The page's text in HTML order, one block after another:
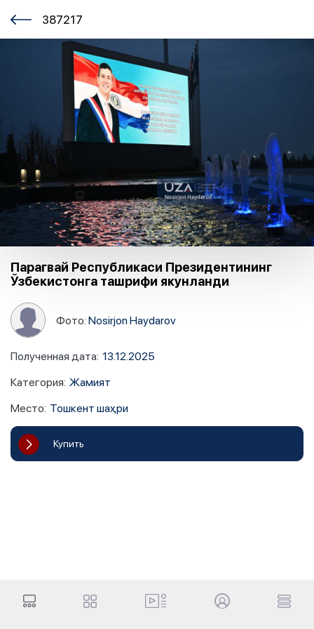
387217
Парагвай Республикаси Президентининг
Ўзбекистонга ташрифи якунланди
Фото:Nosirjon Haydarov
Полученная дата: 13.12.2025
Категория: Жамият
Место: Тошкент шаҳри
Купить